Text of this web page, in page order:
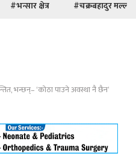
#भन्सार क्षेत्र #चक्रबहादुर मल्ल
भन्छन्– ‘कोठा पाउने अवस्था नै छैन’